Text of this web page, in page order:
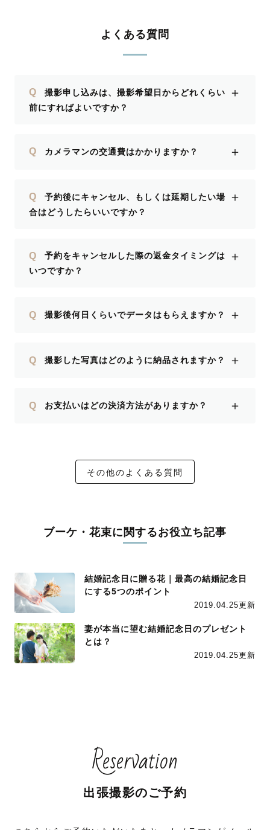
よくある質問
Q
撮影申し込みは、撮影希望日からどれくらい
前にすればよいですか？
＋
Q カメラマンの交通費はかかりますか？ ＋
Q
予約後にキャンセル、もしくは延期したい場
合はどうしたらいいですか？
＋
Q
予約をキャンセルした際の返金タイミングは
いつですか？
＋
Q 撮影後何日くらいでデータはもらえますか？ ＋
Q 撮影した写真はどのように納品されますか？ ＋
Q お支払いはどの決済方法がありますか？ ＋
その他のよくある質問
ブーケ・花束に関するお役立ち記事
結婚記念日に贈る花｜最高の結婚記念日
にする5つのポイント
2019.04.25更新
妻が本当に望む結婚記念日のプレゼント
とは？
2019.04.25更新
Reservation
出張撮影のご予約